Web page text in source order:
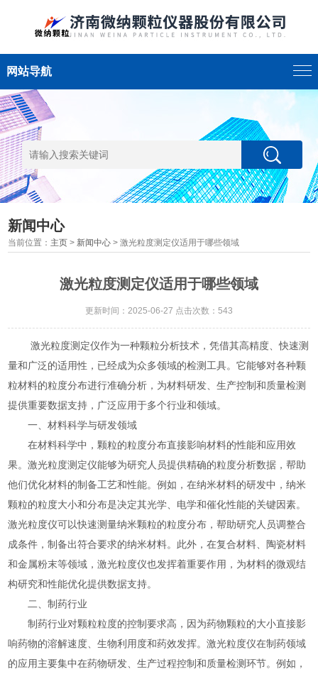
网站导航
新闻中心
当前位置： 主页 > 新闻中心 > 激光粒度测定仪适用于哪些领域
激光粒度测定仪适用于哪些领域
更新时间：2025-06-27 点击次数：543
激光粒度测定仪作为一种颗粒分析技术，凭借其高精度、快速测
量和广泛的适用性，已经成为众多领域的检测工具。它能够对各种颗
粒材料的粒度分布进行准确分析，为材料研发、生产控制和质量检测
提供重要数据支持，广泛应用于多个行业和领域。
一、材料科学与研发领域
在材料科学中，颗粒的粒度分布直接影响材料的性能和应用效
果。激光粒度测定仪能够为研究人员提供精确的粒度分析数据，帮助
他们优化材料的制备工艺和性能。例如，在纳米材料的研发中，纳米
颗粒的粒度大小和分布是决定其光学、电学和催化性能的关键因素。
激光粒度仪可以快速测量纳米颗粒的粒度分布，帮助研究人员调整合
成条件，制备出符合要求的纳米材料。此外，在复合材料、陶瓷材料
和金属粉末等领域，激光粒度仪也发挥着重要作用，为材料的微观结
构研究和性能优化提供数据支持。
二、制药行业
制药行业对颗粒粒度的控制要求高，因为药物颗粒的大小直接影
响药物的溶解速度、生物利用度和药效发挥。激光粒度仪在制药领域
的应用主要集中在药物研发、生产过程控制和质量检测环节。例如，